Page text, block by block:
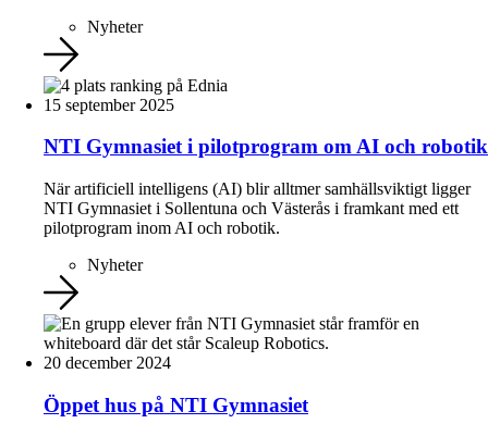
Nyheter
15 september 2025
NTI Gymnasiet i pilotprogram om AI och robotik
När artificiell intelligens (AI) blir alltmer samhällsviktigt ligger
NTI Gymnasiet i Sollentuna och Västerås i framkant med ett
pilotprogram inom AI och robotik.
Nyheter
20 december 2024
Öppet hus på NTI Gymnasiet